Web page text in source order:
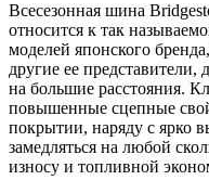
Всесезонная шина
относится к так
моделей японского
другие ее представители,
на большие расстояния.
повышенные сцепные
покрытии, наряду с ярко
замедляться на любой
износу и топливной